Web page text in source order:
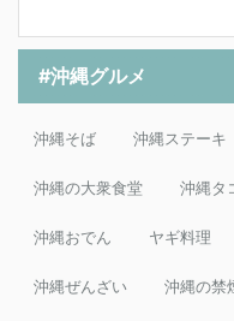
#沖縄グルメ
沖縄そば 沖縄ステーキ
沖縄の大衆食堂 沖縄タ
沖縄おでん ヤギ料理
沖縄ぜんざい 沖縄の禁